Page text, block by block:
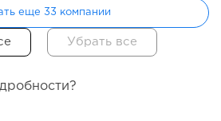
еще 33 компании